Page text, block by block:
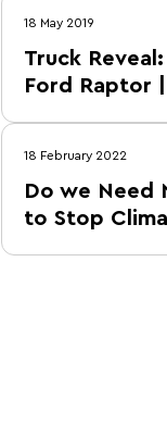
18 May 2019
Truck
Ford Raptor
18 February 2022
Do we Need
to Stop